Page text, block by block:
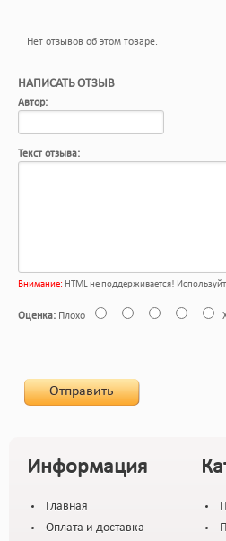
Нет отзывов об этом товаре.
НАПИСАТЬ ОТЗЫВ
Автор:
Текст отзыва:
Внимание: HTML не поддерживается!
Оценка: Плохо
Отправить
Информация
Главная
Оплата и доставка